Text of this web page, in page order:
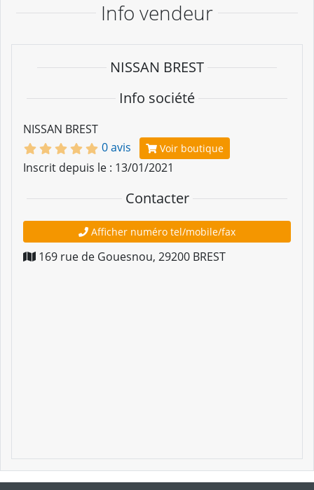
Info vendeur
NISSAN BREST
Info société
NISSAN BREST
0 avis
Voir boutique
Inscrit depuis le : 13/01/2021
Contacter
Afficher numéro tel/mobile/fax
169 rue de Gouesnou, 29200 BREST